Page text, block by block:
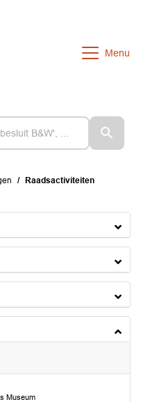
Menu
Raadsactiviteiten
Museum